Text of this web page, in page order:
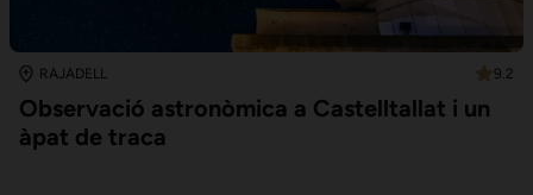
RAJADELL 9.2
Observació astronòmica a Castelltallat i un
àpat de traca